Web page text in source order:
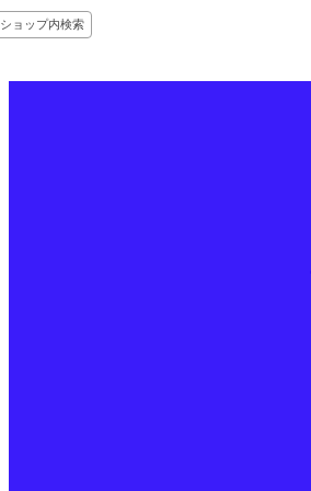
ショップ内検索